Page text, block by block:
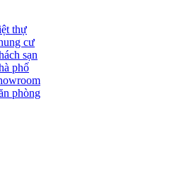
thự
cư
sạn
phố
phòng